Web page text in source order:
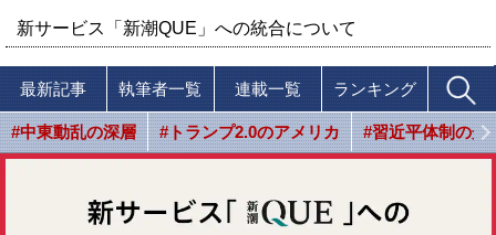
新サービス「新潮QUE」への統合について
最新記事 執筆者一覧 連載一覧 ランキング
#中東動乱の深層 #トランプ2.0のアメリカ #習近平体制の光